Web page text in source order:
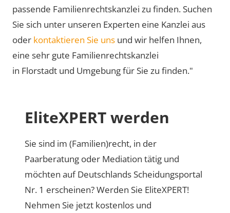
passende Familienrechtskanzlei zu finden. Suchen
Sie sich unter unseren Experten eine Kanzlei aus
oder kontaktieren Sie uns und wir helfen Ihnen,
eine sehr gute Familienrechtskanzlei
in Florstadt und Umgebung für Sie zu finden."
EliteXPERT werden
Sie sind im (Familien)recht, in der
Paarberatung oder Mediation tätig und
möchten auf Deutschlands Scheidungsportal
Nr. 1 erscheinen? Werden Sie EliteXPERT!
Nehmen Sie jetzt kostenlos und